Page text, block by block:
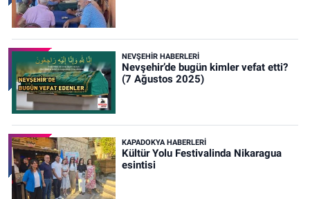
NEVŞEHIR HABERLERI
Nevşehir’de bugün kimler vefat etti?
(7 Ağustos 2025)
KAPADOKYA HABERLERI
Kültür Yolu Festivalinda Nikaragua
esintisi